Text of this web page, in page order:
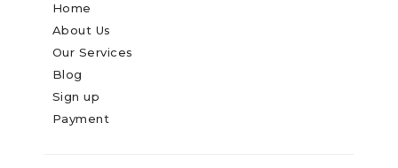
Home
About Us
Our Services
Blog
Sign up
Payment